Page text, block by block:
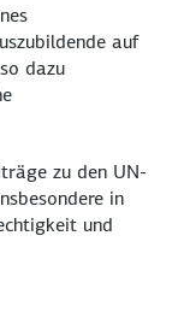
auf
dazu
zu den UN-
in
und